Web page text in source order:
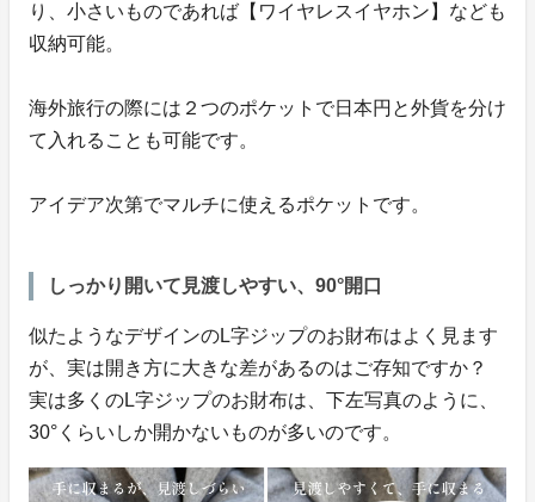
り、小さいものであれば【ワイヤレスイヤホン】なども
収納可能。
海外旅行の際には２つのポケットで日本円と外貨を分け
て入れることも可能です。
アイデア次第でマルチに使えるポケットです。
しっかり開いて見渡しやすい、90°開口
似たようなデザインのL字ジップのお財布はよく見ます
が、実は開き方に大きな差があるのはご存知ですか？
実は多くのL字ジップのお財布は、下左写真のように、
30°くらいしか開かないものが多いのです。